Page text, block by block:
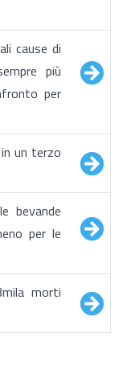
cause di
più
per
un terzo
bevande
per le
morti